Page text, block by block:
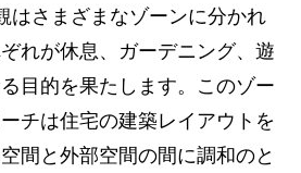
はさまざまなゾーンに分かれ
れが休息、ガーデニング、遊
目的を果たします。このゾー
チは住宅の建築レイアウトを
間と外部空間の間に調和のと